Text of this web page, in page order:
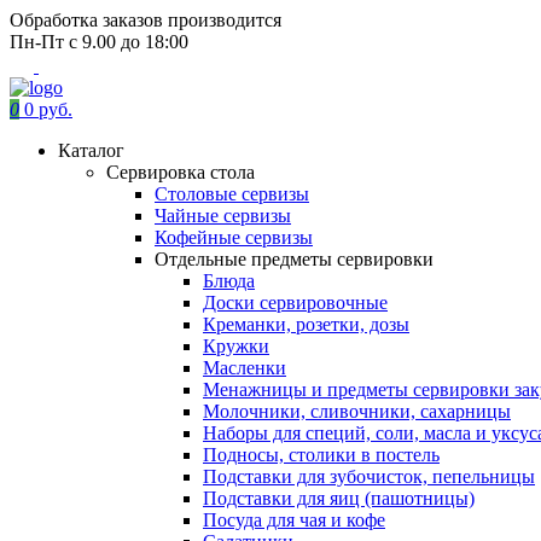
Обработка заказов производится
Пн-Пт с 9.00 до 18:00
0 0 руб.
Каталог
Сервировка стола
Столовые сервизы
Чайные сервизы
Кофейные сервизы
Отдельные предметы сервировки
Блюда
Доски сервировочные
Креманки, розетки, дозы
Кружки
Масленки
Менажницы и предметы сервировки
Молочники, сливочники, сахарницы
Наборы для специй, соли, масла и
Подносы, столики в постель
Подставки для зубочисток, пепельницы
Подставки для яиц (пашотницы)
Посуда для чая и кофе